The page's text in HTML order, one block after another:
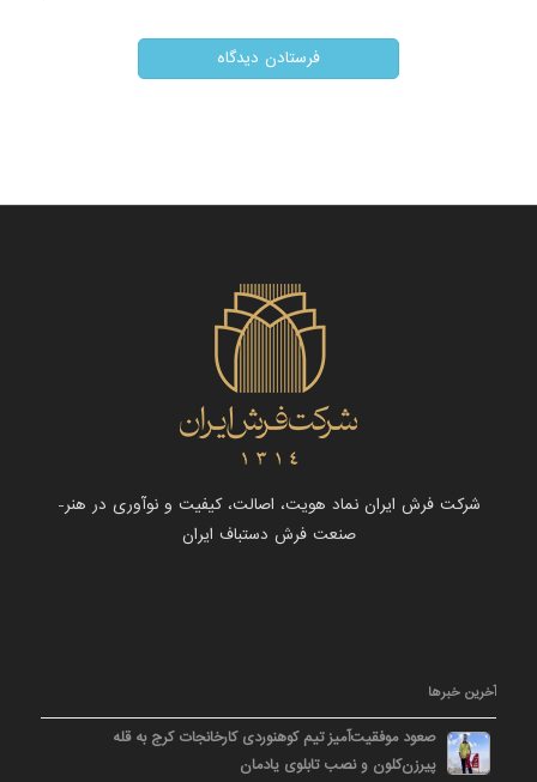
شرکت فرش ایران نماد هویت، اصالت، کیفیت و نوآوری در هنر-
صنعت فرش دستباف ایران
آخرین خبرها
صعود موفقیت‌آمیز تیم کوهنوردی کارخانجات کرج به قله
پیرزن‌کلون و نصب تابلوی یادمان